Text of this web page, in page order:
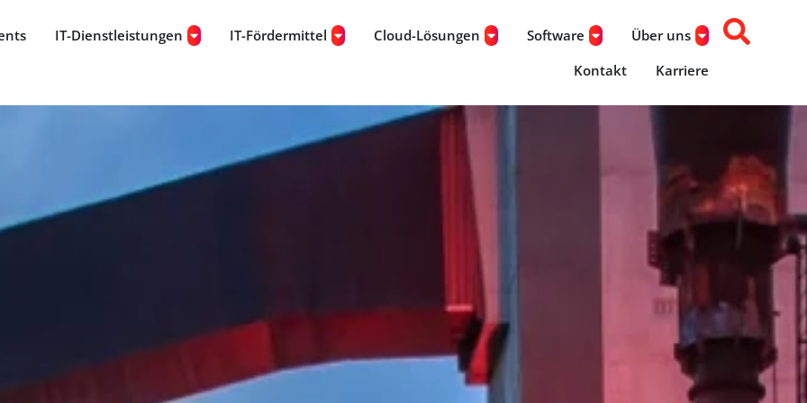
IT-Dienstleistungen IT-Fördermittel Cloud-Lösungen Software
Über uns
Kontakt
Karriere